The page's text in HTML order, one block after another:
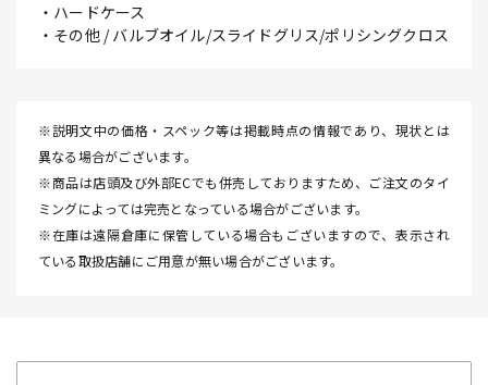
・ハードケース
・その他 / バルブオイル/スライドグリス/ポリシングクロス
※説明文中の価格・スペック等は掲載時点の情報であり、現状とは
異なる場合がございます。
※商品は店頭及び外部ECでも併売しておりますため、ご注文のタイ
ミングによっては完売となっている場合がございます。
※在庫は遠隔倉庫に保管している場合もございますので、表示され
ている取扱店舗にご用意が無い場合がございます。